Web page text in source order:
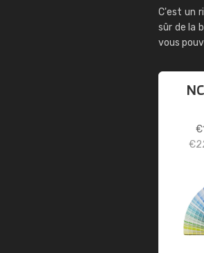
C'est un
sûr de la
vous
€
€